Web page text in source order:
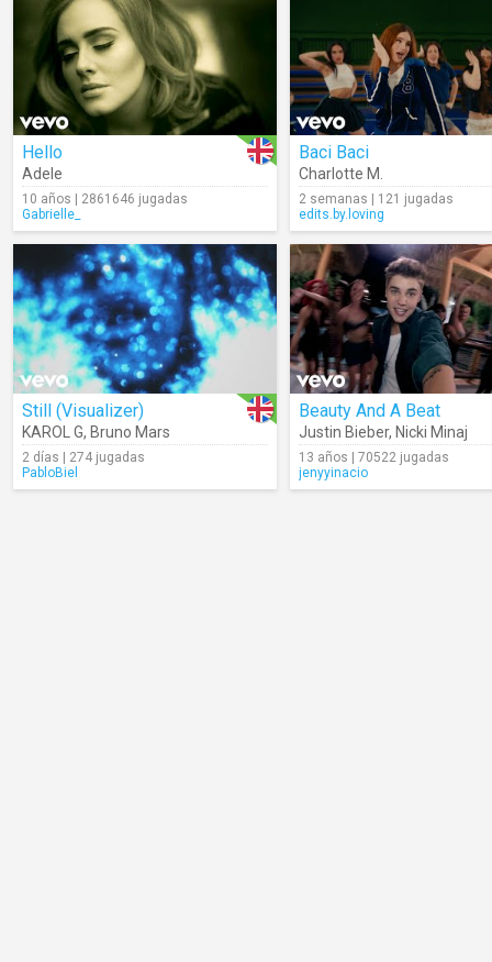
Hello
Adele
10 años | 2861646 jugadas
Gabrielle_
Baci Baci
Charlotte M.
2 semanas | 121 jugadas
edits.by.loving
Still (Visualizer)
KAROL G, Bruno Mars
2 días | 274 jugadas
PabloBiel
Beauty And A Beat
Justin Bieber, Nicki Minaj
13 años | 70522 jugadas
jenyyinacio